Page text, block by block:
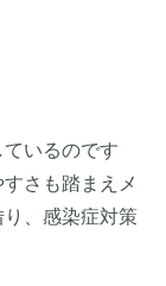
いるのです
さも踏まえメ
、感染症対策